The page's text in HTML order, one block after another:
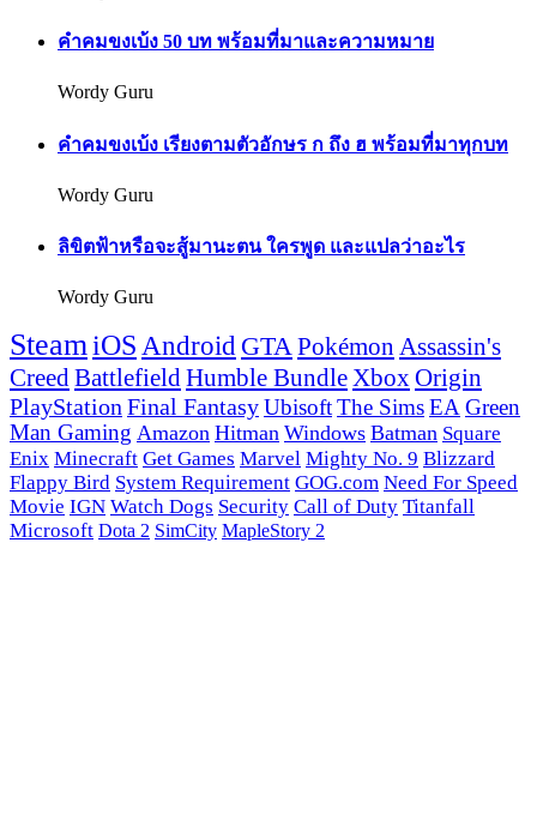
คำคมขงเบ้ง 50 บท พร้อมที่มาและความหมาย
Wordy Guru
คำคมขงเบ้ง เรียงตามตัวอักษร ก ถึง ฮ พร้อมที่มาทุกบท
Wordy Guru
ลิขิตฟ้าหรือจะสู้มานะตน ใครพูด และแปลว่าอะไร
Wordy Guru
SteamiOSAndroid GTAPokémon Assassin's
CreedBattlefieldHumble Bundle Xbox Origin
PlayStation Final FantasyUbisoftThe Sims EA Green
Man Gaming Amazon Hitman Windows Batman Square
Enix Minecraft Get Games Marvel Mighty No. 9 Blizzard
Flappy Bird System Requirement GOG.com Need For Speed
Movie IGN Watch Dogs Security Call of Duty Titanfall
Microsoft Dota 2 SimCity MapleStory 2